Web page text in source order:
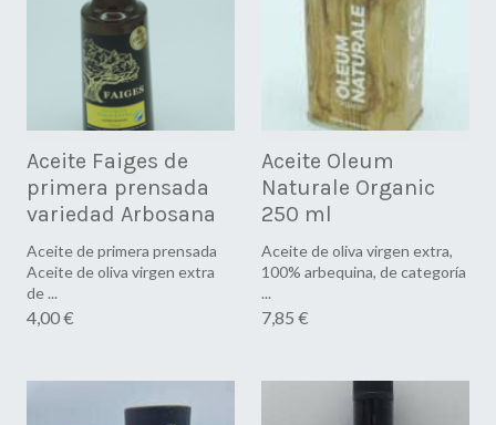
Aceite Faiges de
primera prensada
variedad Arbosana
Aceite de primera prensada
Aceite de oliva virgen extra
de ...
4,00 €
Aceite Oleum
Naturale Organic
250 ml
Aceite de oliva virgen extra,
100% arbequina, de categoría
...
7,85 €